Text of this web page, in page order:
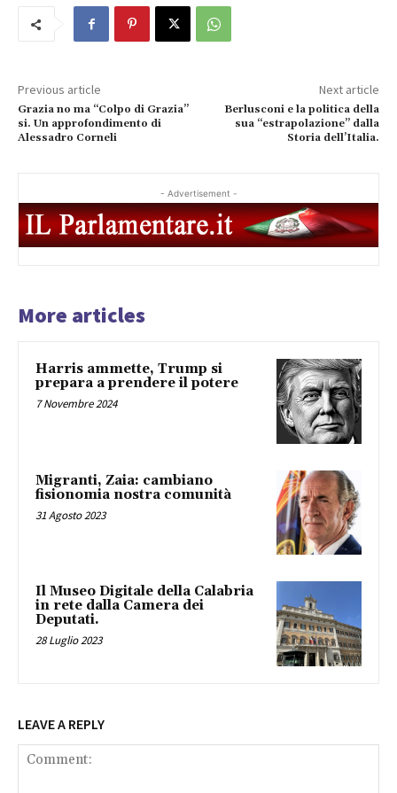
Previous article
Grazia no ma “Colpo di Grazia”
si. Un approfondimento di
Alessadro Corneli
Next article
Berlusconi e la politica della
sua “estrapolazione” dalla
Storia dell’Italia.
- Advertisement -
More articles
Harris ammette, Trump si
prepara a prendere il potere
7 Novembre 2024
Migranti, Zaia: cambiano
fisionomia nostra comunità
31 Agosto 2023
Il Museo Digitale della Calabria
in rete dalla Camera dei
Deputati.
28 Luglio 2023
LEAVE A REPLY